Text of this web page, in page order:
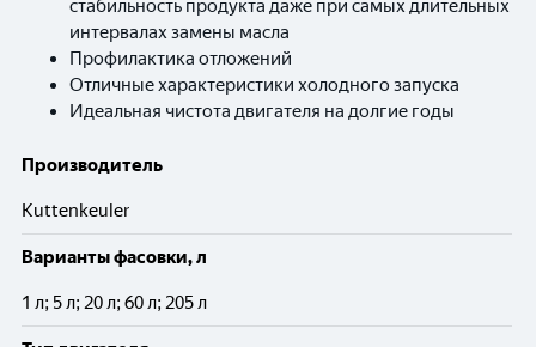
стабильность продукта даже при самых длительных
интервалах замены масла
Профилактика отложений
Отличные характеристики холодного запуска
Идеальная чистота двигателя на долгие годы
Производитель
Kuttenkeuler
Варианты фасовки, л
1 л; 5 л; 20 л; 60 л; 205 л